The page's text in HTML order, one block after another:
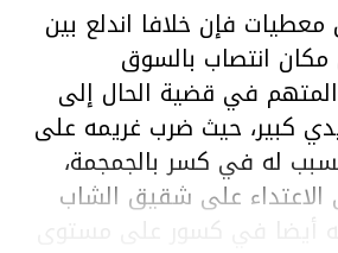
فإن خلافا اندلع بين
مكان انتصاب بالسوق
المتهم في قضية الحال إلى
كبير، حيث ضرب غريمه على
له في كسر بالجمجمة،
الاعتداء على شقيق الشاب
له أيضا في كسور على مستوى